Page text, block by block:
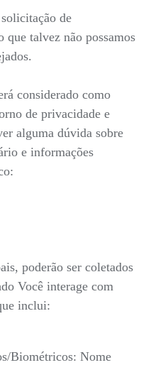
de
que talvez não possamos
considerado como
de privacidade e
alguma dúvida sobre
e informações
poderão ser coletados
Você interage com
inclui:
Biométricos: Nome